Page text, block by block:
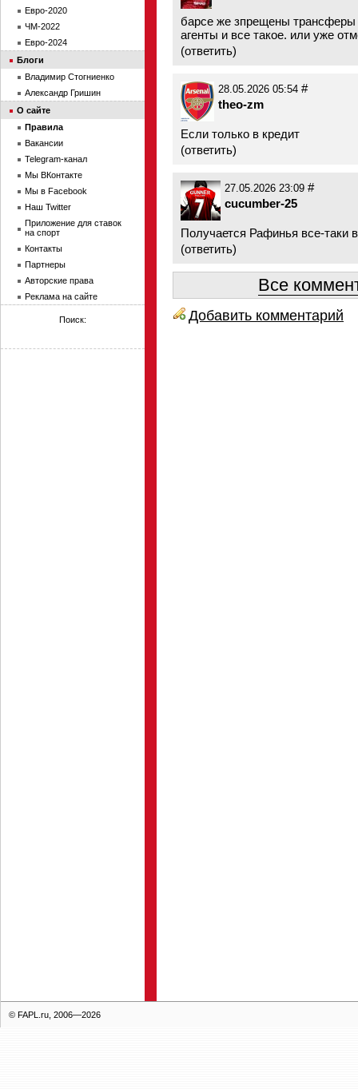
барсе же зпрещены трансферы
агенты и все такое. или уже
(ответить)
28.05.2026 05:54 #
theo-zm
Если только в кредит
(ответить)
27.05.2026 23:09 #
cucumber-25
Получается Рафинья все-таки
(ответить)
Все
Добавить комментарий
Евро-2020
ЧМ-2022
Евро-2024
Блоги
Владимир Стогниенко
Александр Гришин
О сайте
Правила
Вакансии
Telegram-канал
Мы ВКонтакте
Мы в Facebook
Наш Twitter
Приложение для ставок
на спорт
Контакты
Партнеры
Авторские права
Реклама на сайте
Поиск:
© FAPL.ru, 2006—2026